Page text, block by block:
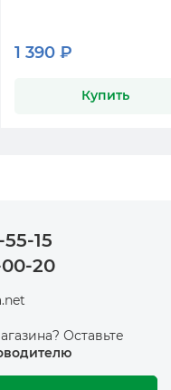
1 390 ₽
Купить
15
20
Оставьте